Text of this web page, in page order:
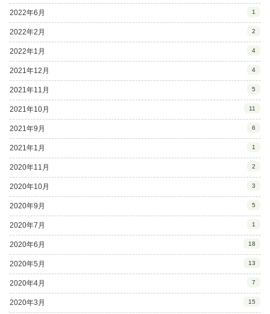
2022年6月 1
2022年2月 2
2022年1月 4
2021年12月 4
2021年11月 5
2021年10月 11
2021年9月 6
2021年1月 1
2020年11月 2
2020年10月 3
2020年9月 5
2020年7月 1
2020年6月 18
2020年5月 13
2020年4月 7
2020年3月 15